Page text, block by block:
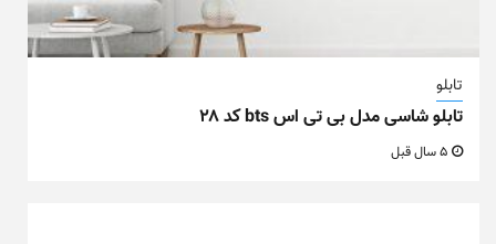
تابلو
تابلو شاسی مدل بی تی اس bts کد ۲۸